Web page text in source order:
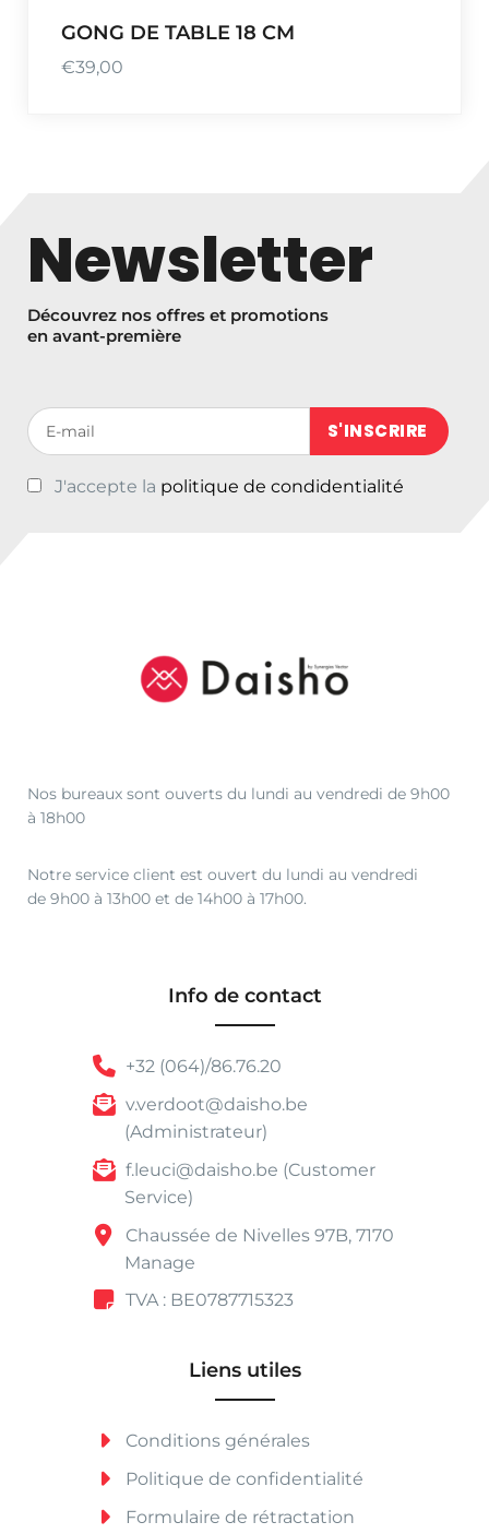
GONG DE TABLE 18 CM
€39,00
Newsletter
Découvrez nos offres et promotions
en avant-première
Votre adresse de messagerie (obligatoire)
J'accepte la politique de condidentialité
Nos bureaux sont ouverts du lundi au vendredi de 9h00
à 18h00
Notre service client est ouvert du lundi au vendredi
de 9h00 à 13h00 et de 14h00 à 17h00.
Info de contact
+32 (064)/86.76.20
v.verdoot@daisho.be
(Administrateur)
f.leuci@daisho.be (Customer
Service)
Chaussée de Nivelles 97B, 7170
Manage
TVA : BE0787715323
Liens utiles
Conditions générales
Politique de confidentialité
Formulaire de rétractation